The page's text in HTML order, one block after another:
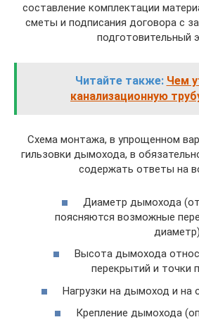
составление комплектации
сметы и подписания договора с
подготовительный
Читайте также: Чем
канализационную
Схема монтажа, в упрощенном
гильзовки дымохода, в
содержать ответы на
Диаметр дымохода
поясняются возможные
диаметр)
Высота дымохода
перекрытий и точки
Нагрузки на дымоход и на
Крепление дымохода